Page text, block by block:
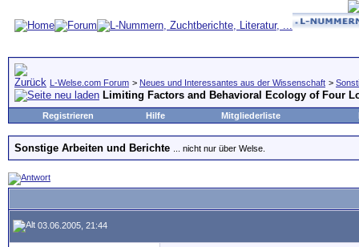
L-Welse.com Forum > Neues und Interessantes aus der Wissenschaft >
Limiting Factors and Behavioral Ecology of Four
Registrieren Hilfe Mitgliederliste
Sonstige Arbeiten und Berichte ... nicht nur über Welse.
03.06.2005, 21:44